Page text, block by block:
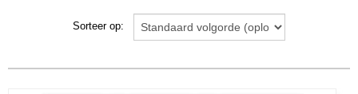
Sorteer op: